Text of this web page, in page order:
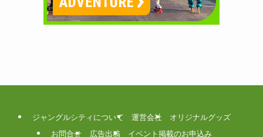
ジャングルシティについて 運営会社
オリジナルグッズ
お問合せ
広告出稿 イベント掲載のお申込み